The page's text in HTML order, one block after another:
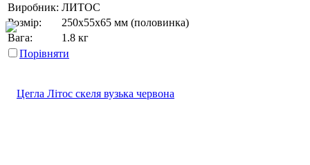
Виробник: ЛИТОС
Розмір:
250х55х65 мм (половинка)
Вага:
1.8 кг
Порівняти